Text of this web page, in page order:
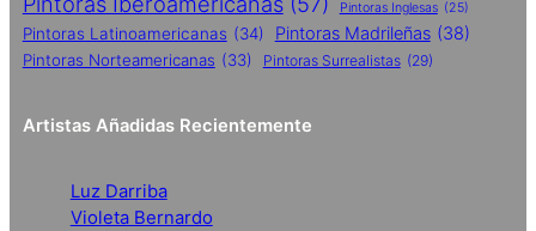
Pintoras Inglesas (25)
Pintoras Latinoamericanas (34) Pintoras Madrileñas (38)
Pintoras Norteamericanas (33) Pintoras Surrealistas (29)
Artistas Añadidas Recientemente
Luz Darriba
Violeta Bernardo